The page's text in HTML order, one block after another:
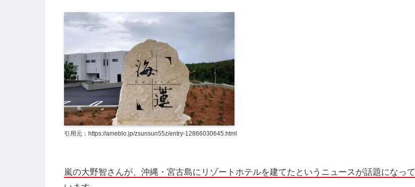
引用元：https://ameblo.jp/zsunsun55z/entry-12866030645.html
嵐の大野智さんが、沖縄・宮古島にリゾートホテルを建てたというニュースが話題になって